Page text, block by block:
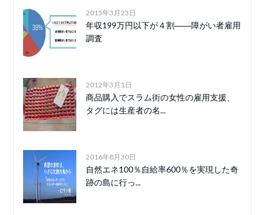
2015年3月23日
年収199万円以下が４割――障がい者雇用
調査
2012年3月1日
商品購入でスラム街の女性の雇用支援、
タグには生産者の名...
2016年8月30日
自然エネ100％自給率600％を実現した奇
跡の島に行っ...